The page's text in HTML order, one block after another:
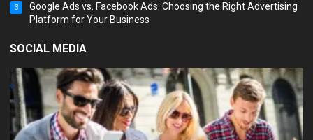
3
Google Ads vs. Facebook Ads: Choosing the Right Advertising
Platform for Your Business
SOCIAL MEDIA